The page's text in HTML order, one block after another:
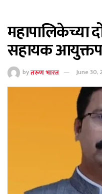
महापालिकेच्या
सहायक
byतरुण भारत June 30,